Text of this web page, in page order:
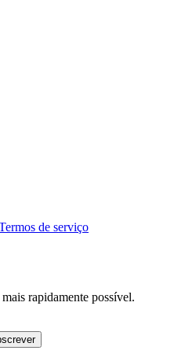
de serviço
rapidamente possível.